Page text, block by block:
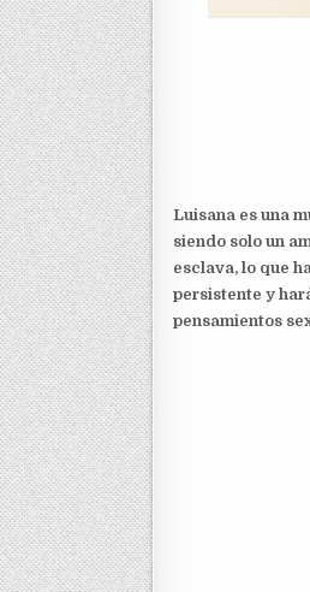
Luisana es una
siendo solo un
esclava, lo que
persistente y
pensamientos